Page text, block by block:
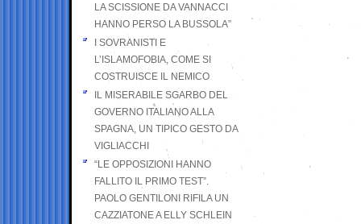
LA SCISSIONE DA VANNACCI
HANNO PERSO LA BUSSOLA”
I SOVRANISTI E
L’ISLAMOFOBIA, COME SI
COSTRUISCE IL NEMICO
IL MISERABILE SGARBO DEL
GOVERNO ITALIANO ALLA
SPAGNA, UN TIPICO GESTO DA
VIGLIACCHI
“LE OPPOSIZIONI HANNO
FALLITO IL PRIMO TEST”.
PAOLO GENTILONI RIFILA UN
CAZZIATONE A ELLY SCHLEIN